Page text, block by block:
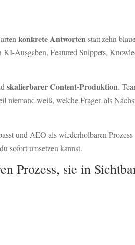
konkrete Antwortenstatt zehn
KI-Ausgaben, Featured Snippets,
skalierbarer Content-Produktion.
niemand weiß, welche Fragen als
und AEO als wiederholbaren Prozess
sofort umsetzen kannst.
Prozess, sie in